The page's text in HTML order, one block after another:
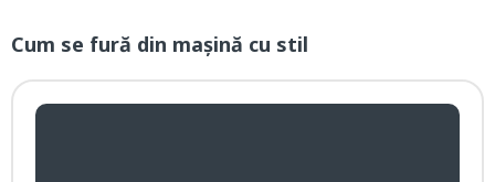
Cum se fură din mașină cu stil